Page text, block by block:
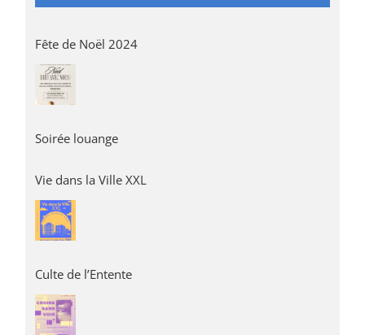
Fête de Noël 2024
Soirée louange
Vie dans la Ville XXL
Culte de l’Entente